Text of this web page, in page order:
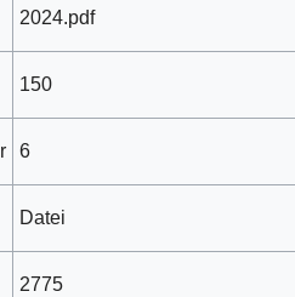
2024.pdf
150
6
Datei
2775